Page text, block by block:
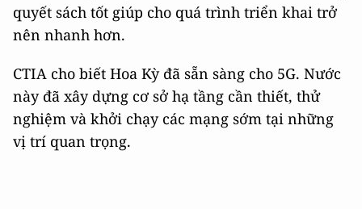
quyết sách tốt giúp cho quá trình triển khai trở
nên nhanh hơn.
CTIA cho biết Hoa Kỳ đã sẵn sàng cho 5G. Nước
này đã xây dựng cơ sở hạ tầng cần thiết, thử
nghiệm và khởi chạy các mạng sớm tại những
vị trí quan trọng.